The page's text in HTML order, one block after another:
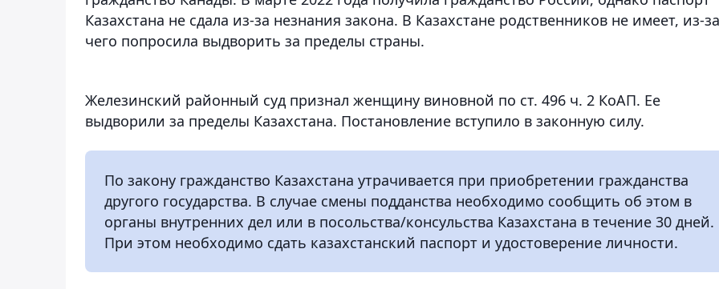
Казахстана не сдала из-за незнания закона. В Казахстане родственников не имеет, из-за
чего попросила выдворить за пределы страны.
Железинский районный суд признал женщину виновной по ст. 496 ч. 2 КоАП. Ее
выдворили за пределы Казахстана. Постановление вступило в законную силу.
По закону гражданство Казахстана утрачивается при приобретении гражданства
другого государства. В случае смены подданства необходимо сообщить об этом в
органы внутренних дел или в посольства/консульства Казахстана в течение 30 дней.
При этом необходимо сдать казахстанский паспорт и удостоверение личности.